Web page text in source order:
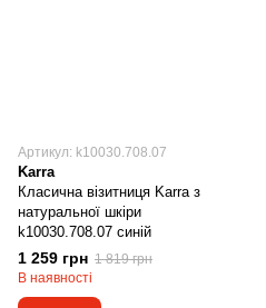
Артикул: k10030.708.07
Karra
Класична візитниця Karra з
натуральної шкіри
k10030.708.07 синій
1 259 грн 1 819 грн
В наявності